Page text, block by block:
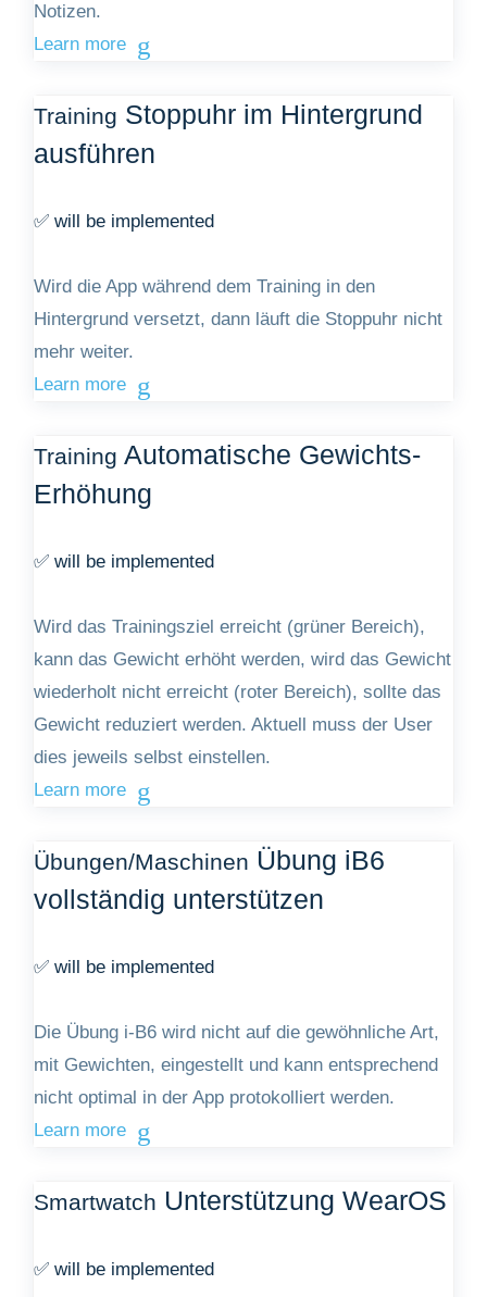
Notizen.
Learn more
Training Stoppuhr im Hintergrund
ausführen
✅ will be implemented
Wird die App während dem Training in den
Hintergrund versetzt, dann läuft die Stoppuhr nicht
mehr weiter.
Learn more
Training Automatische Gewichts-
Erhöhung
✅ will be implemented
Wird das Trainingsziel erreicht (grüner Bereich),
kann das Gewicht erhöht werden, wird das Gewicht
wiederholt nicht erreicht (roter Bereich), sollte das
Gewicht reduziert werden. Aktuell muss der User
dies jeweils selbst einstellen.
Learn more
Übungen/Maschinen Übung iB6
vollständig unterstützen
✅ will be implemented
Die Übung i-B6 wird nicht auf die gewöhnliche Art,
mit Gewichten, eingestellt und kann entsprechend
nicht optimal in der App protokolliert werden.
Learn more
Smartwatch Unterstützung WearOS
✅ will be implemented